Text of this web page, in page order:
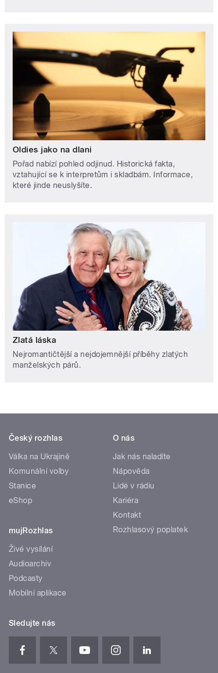
Oldies jako na dlani
Pořad nabízí pohled odjinud. Historická fakta,
vztahující se k interpretům i skladbám. Informace,
které jinde neuslyšíte.
Zlatá láska
Nejromantičtější a nejdojemnější příběhy zlatých
manželských párů.
Český rozhlas
Válka na Ukrajině
Komunální volby
Stanice
eShop
mujRozhlas
Živé vysílání
Audioarchiv
Podcasty
Mobilní aplikace
O nás
Jak nás naladíte
Nápověda
Lidé v rádiu
Kariéra
Kontakt
Rozhlasový poplatek
Sledujte nás